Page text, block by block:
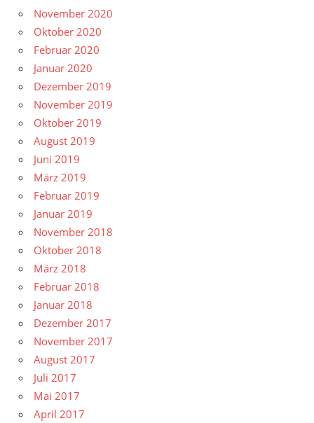
November 2020
Oktober 2020
Februar 2020
Januar 2020
Dezember 2019
November 2019
Oktober 2019
August 2019
Juni 2019
März 2019
Februar 2019
Januar 2019
November 2018
Oktober 2018
März 2018
Februar 2018
Januar 2018
Dezember 2017
November 2017
August 2017
Juli 2017
Mai 2017
April 2017